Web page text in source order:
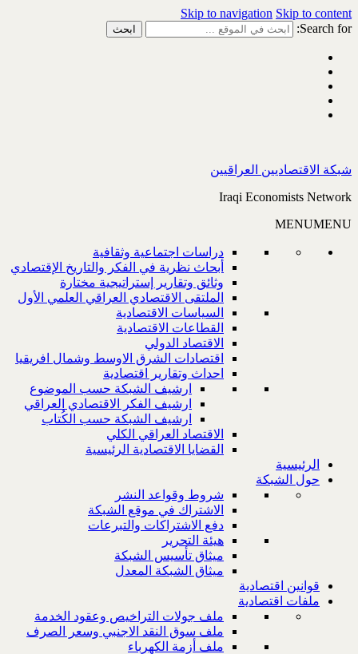
Skip to navigation Skip to content
Search for:
شبكة الاقتصاديين العراقيين
Iraqi Economists Network
MENUMENU
دراسات اجتماعية وثقافية
أبحاث نظرية في الفكر والتاريخ الإقتصادي
وثائق وتقارير إستراتيجية مختارة
الملتقى الاقتصادي العراقي العلمي الأول
السياسات الاقتصادية
القطاعات الاقتصادية
الاقتصاد الدولي
اقتصادات الشرق الاوسط وشمال افريقيا
احداث وتقارير اقتصادية
ارشيف الشبكة حسب الموضوع
ارشيف الفكر الاقتصادي العراقي
ارشيف الشبكة حسب الكُتاب
الاقتصاد العراقي الكلي
القضايا الاقتصادية الرئيسية
الرئيسية
حول الشبكة
شروط وقواعد النشر
الاشتراك في موقع الشبكة
دفع الاشتراكات والتبرعات
هيئة التحرير
ميثاق تأسيس الشبكة
ميثاق الشبكة المعدل
قوانين اقتصادية
ملفات اقتصادية
ملف جولات التراخيص وعقود الخدمة
ملف سوق النقد الاجنبي وسعر الصرف
ملف أزمة الكهرباء